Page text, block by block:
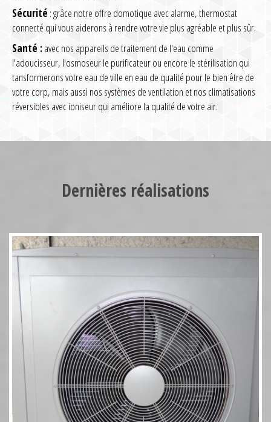
Sécurité : grâce notre offre domotique avec alarme, thermostat
connecté qui vous aiderons à rendre votre vie plus agréable et plus sûr.
Santé :avec nos appareils de traitement de l'eau comme
l'adoucisseur, l'osmoseur le purificateur ou encore le stérilisation qui
tansformerons votre eau de ville en eau de qualité pour le bien être de
votre corp, mais aussi nos systèmes de ventilation et nos climatisations
réversibles avec ioniseur qui améliore la qualité de votre air.
Dernières réalisations